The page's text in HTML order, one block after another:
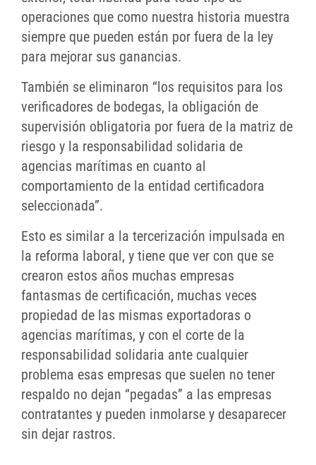
operaciones que como nuestra historia muestra
siempre que pueden están por fuera de la ley
para mejorar sus ganancias.
También se eliminaron “los requisitos para los
verificadores de bodegas, la obligación de
supervisión obligatoria por fuera de la matriz de
riesgo y la responsabilidad solidaria de
agencias marítimas en cuanto al
comportamiento de la entidad certificadora
seleccionada”.
Esto es similar a la tercerización impulsada en
la reforma laboral, y tiene que ver con que se
crearon estos años muchas empresas
fantasmas de certificación, muchas veces
propiedad de las mismas exportadoras o
agencias marítimas, y con el corte de la
responsabilidad solidaria ante cualquier
problema esas empresas que suelen no tener
respaldo no dejan “pegadas” a las empresas
contratantes y pueden inmolarse y desaparecer
sin dejar rastros.